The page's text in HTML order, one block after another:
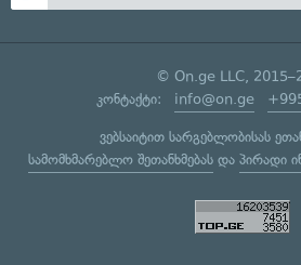
© On.ge LLC,
კონტაქტი: info@on.ge
ვებსაიტით სარგებლობისას
სამომხმარებლო შეთანხმებასდა პირადი